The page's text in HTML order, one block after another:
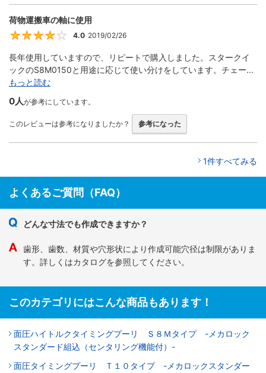
荷物運搬車の軸に使用
4
4.0 2019/02/26
長年使用していますので、リピートで購入しました。スタークイ
ックのS8M0150と用途に応じて使い分けをしています。チェー...
もっと読む
0人が参考にしています。
このレビューは参考になりましたか？ 参考になった
1件すべてみる
よくあるご質問（FAQ）
どんな寸法でも作成できますか？
歯形、歯数、材質や穴形状により作成可能穴径は制限がありま
す。詳しくはカタログを参照してください。
このカテゴリにはこんな商品もあります！
面圧ハイトルクタイミングプーリ Ｓ８Ｍタイプ -メカロック
スタンダード組込（センタリング機能付）-
面圧タイミングプーリ Ｔ１０タイプ -メカロックスタンダー